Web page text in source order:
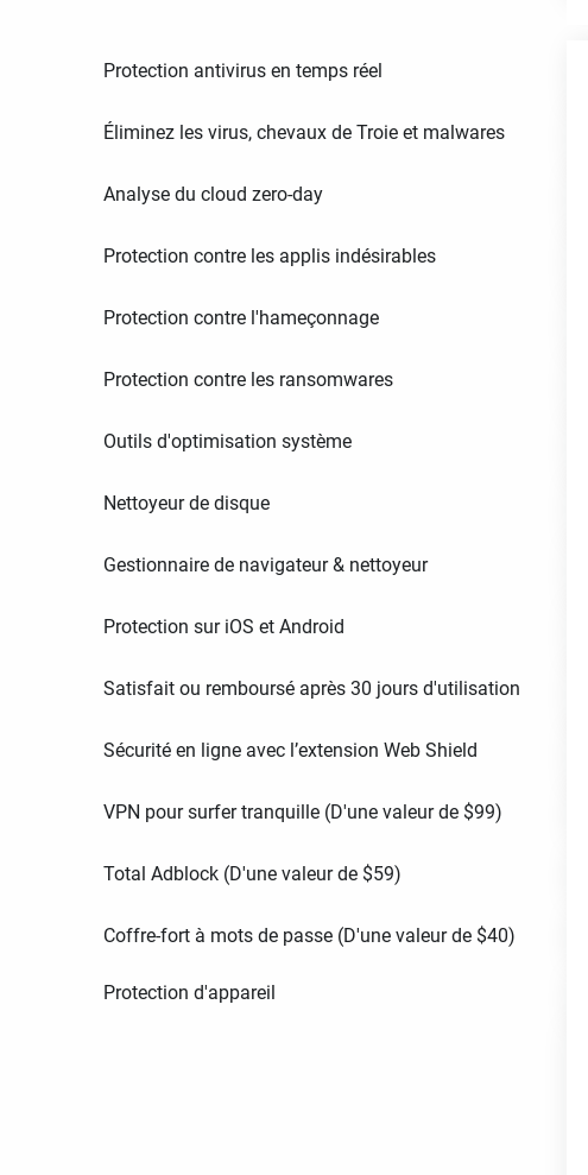
Protection antivirus en temps réel
Éliminez les virus, chevaux de Troie et malwares
Analyse du cloud zero-day
Protection contre les applis indésirables
Protection contre l'hameçonnage
Protection contre les ransomwares
Outils d'optimisation système
Nettoyeur de disque
Gestionnaire de navigateur & nettoyeur
Protection sur iOS et Android
Satisfait ou remboursé après 30 jours d'utilisation
Sécurité en ligne avec l’extension Web Shield
VPN pour surfer tranquille (D'une valeur de $99)
Total Adblock (D'une valeur de $59)
Coffre-fort à mots de passe (D'une valeur de $40)
Protection d'appareil